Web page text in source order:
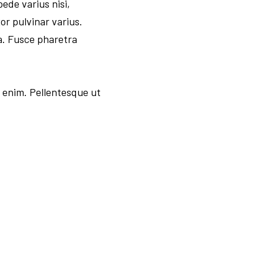
varius nisi,
pulvinar varius.
Fusce pharetra
Pellentesque ut